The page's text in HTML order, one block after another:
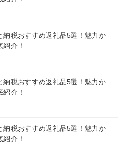
納税おすすめ返礼品5選！魅力か
紹介！
納税おすすめ返礼品5選！魅力か
紹介！
納税おすすめ返礼品5選！魅力か
紹介！